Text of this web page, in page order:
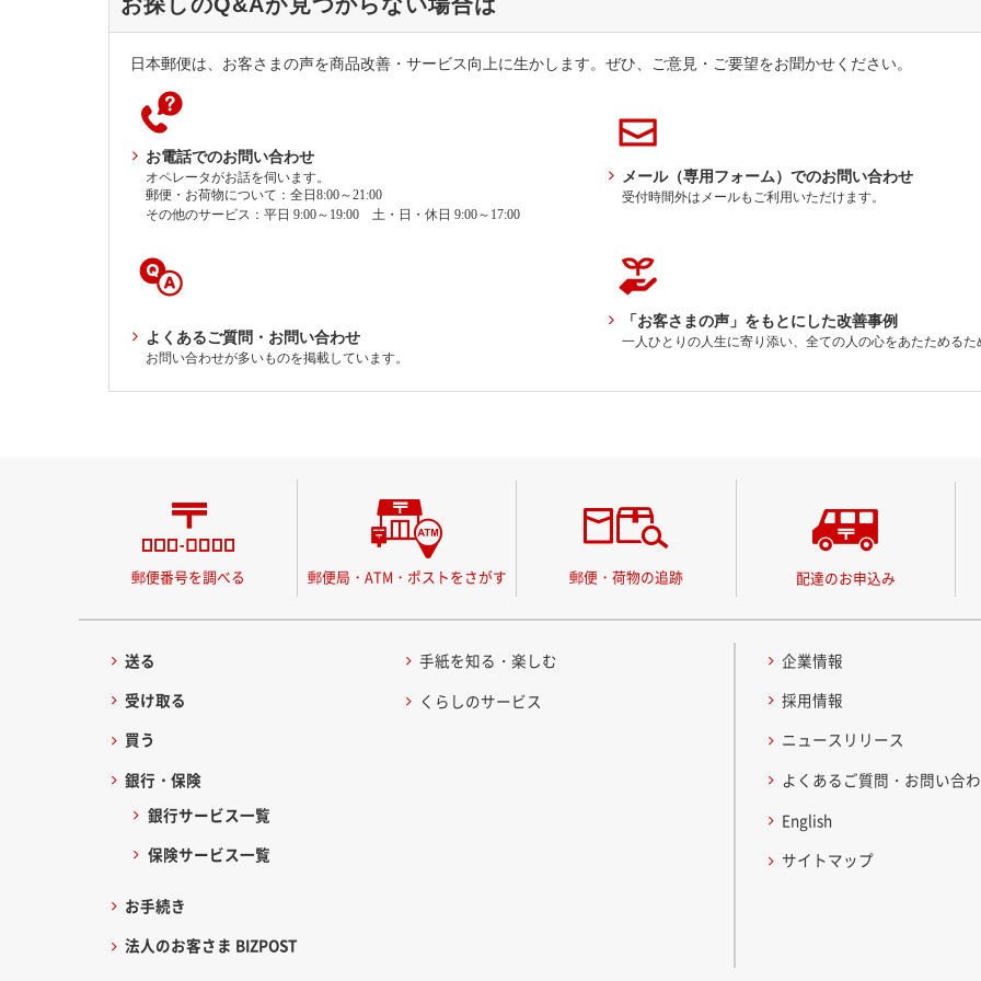
日本郵便は、お客さまの声を商品改善・サービス向上に生かします。ぜひ、ご意見・ご要望をお聞かせください。
お電話でのお問い合わせ
オペレータがお話を伺います。
郵便・お荷物について：全日8:00～21:00
その他のサービス：平日 9:00～19:00 土・日・休日 9:00～17:00
メール（専用フォーム）でのお問い合わせ
受付時間外はメールもご利用いただけます。
よくあるご質問・お問い合わせ
お問い合わせが多いものを掲載しています。
「お客さまの声」をもとにした改善事例
一人ひとりの人生に寄り添い、全ての人の心をあたためるた
郵便番号を調べる 郵便局・ATM・ポストをさがす 郵便・荷物の追跡 配達のお申込み
送る
受け取る
買う
銀行・保険
銀行サービス一覧
保険サービス一覧
お手続き
法人のお客さま BIZPOST
手紙を知る・楽しむ
くらしのサービス
企業情報
採用情報
ニュースリリース
よくあるご質問・お問い合
English
サイトマップ